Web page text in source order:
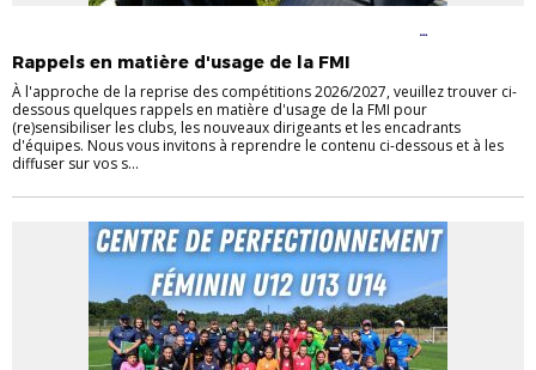
Rappels en matière d'usage de la FMI
À l'approche de la reprise des compétitions 2026/2027, veuillez trouver ci-
dessous quelques rappels en matière d'usage de la FMI pour
(re)sensibiliser les clubs, les nouveaux dirigeants et les encadrants
d'équipes. Nous vous invitons à reprendre le contenu ci-dessous et à les
diffuser sur vos s...